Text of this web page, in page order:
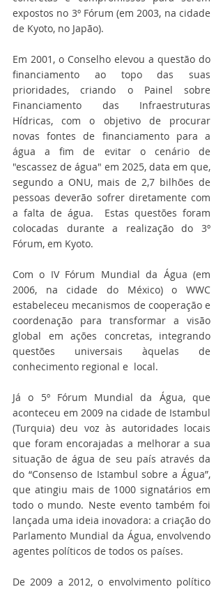
expostos no 3º Fórum (em 2003, na cidade
de Kyoto, no Japão).
Em 2001, o Conselho elevou a questão do
financiamento ao topo das suas
prioridades, criando o Painel sobre
Financiamento das Infraestruturas
Hídricas, com o objetivo de procurar
novas fontes de financiamento para a
água a fim de evitar o cenário de
"escassez de água" em 2025, data em que,
segundo a ONU, mais de 2,7 bilhões de
pessoas deverão sofrer diretamente com
a falta de água.  Estas questões foram
colocadas durante a realização do 3º
Fórum, em Kyoto.
Com o IV Fórum Mundial da Água (em
2006, na cidade do México) o WWC
estabeleceu mecanismos de cooperação e
coordenação para transformar a visão
global em ações concretas, integrando
questões universais àquelas de
conhecimento regional e  local.
Já o 5º Fórum Mundial da Água, que
aconteceu em 2009 na cidade de Istambul
(Turquia) deu voz às autoridades locais
que foram encorajadas a melhorar a sua
situação de água de seu país através da
do “Consenso de Istambul sobre a Água”,
que atingiu mais de 1000 signatários em
todo o mundo. Neste evento também foi
lançada uma ideia inovadora: a criação do
Parlamento Mundial da Água, envolvendo
agentes políticos de todos os países.
De 2009 a 2012, o envolvimento político